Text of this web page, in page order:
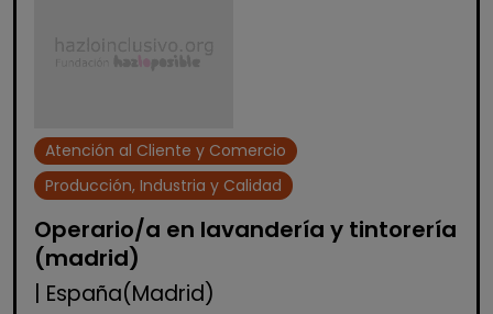
Atención al Cliente y Comercio
Producción, Industria y Calidad
Operario/a en lavandería y tintorería
(madrid)
| España(Madrid)